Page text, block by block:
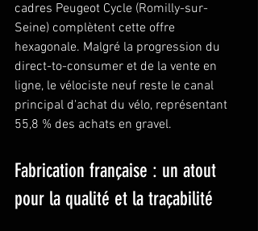
cadres Peugeot Cycle (Romilly-sur-
Seine) complètent cette offre
hexagonale. Malgré la progression du
direct-to-consumer et de la vente en
ligne, le vélociste neuf reste le canal
principal d'achat du vélo, représentant
55,8 % des achats en gravel.
Fabrication française : un atout
pour la qualité et la traçabilité